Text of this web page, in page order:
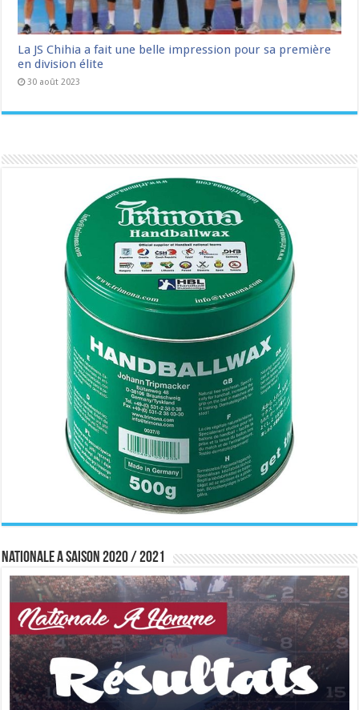
La JS Chihia a fait une belle impression pour sa première
en division élite
30 août 2023
Nationale A saison 2020 / 2021